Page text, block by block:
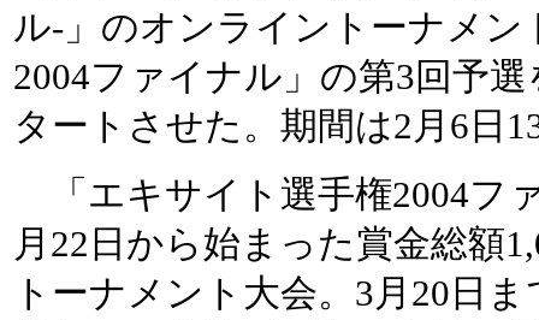
ル-」のオンライントーナメン
2004ファイナル」の第3回予
タートさせた。期間は2月6日
「エキサイト選手権2004フ
月22日から始まった賞金総額
トーナメント大会。3月20日